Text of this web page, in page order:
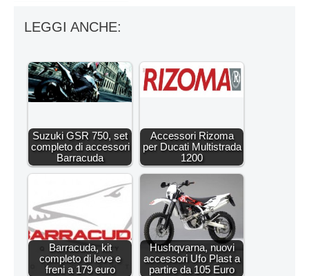
LEGGI ANCHE:
Suzuki GSR 750, set
completo di accessori
Barracuda
Accessori Rizoma
per Ducati Multistrada
1200
Barracuda, kit
completo di leve e
freni a 179 euro
Hushqvarna, nuovi
accessori Ufo Plast a
partire da 105 Euro